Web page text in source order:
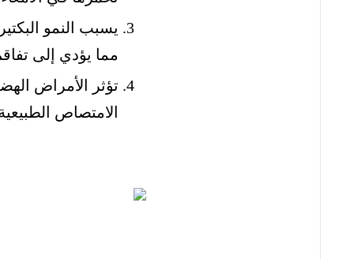
مما يؤدي إلى
تؤثر الأمراض
الامتصاص